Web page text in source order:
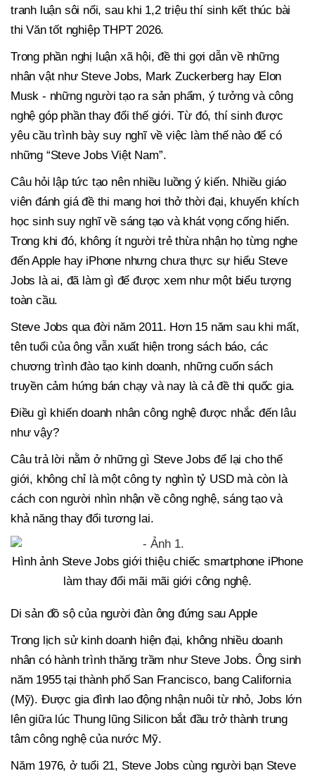
tranh luận sôi nổi, sau khi 1,2 triệu thí sinh kết thúc bài
thi Văn tốt nghiệp THPT 2026.
Trong phần nghị luận xã hội, đề thi gợi dẫn về những
nhân vật như Steve Jobs, Mark Zuckerberg hay Elon
Musk - những người tạo ra sản phẩm, ý tưởng và công
nghệ góp phần thay đổi thế giới. Từ đó, thí sinh được
yêu cầu trình bày suy nghĩ về việc làm thế nào để có
những “Steve Jobs Việt Nam”.
Câu hỏi lập tức tạo nên nhiều luồng ý kiến. Nhiều giáo
viên đánh giá đề thi mang hơi thở thời đại, khuyến khích
học sinh suy nghĩ về sáng tạo và khát vọng cống hiến.
Trong khi đó, không ít người trẻ thừa nhận họ từng nghe
đến Apple hay iPhone nhưng chưa thực sự hiểu Steve
Jobs là ai, đã làm gì để được xem như một biểu tượng
toàn cầu.
Steve Jobs qua đời năm 2011. Hơn 15 năm sau khi mất,
tên tuổi của ông vẫn xuất hiện trong sách báo, các
chương trình đào tạo kinh doanh, những cuốn sách
truyền cảm hứng bán chạy và nay là cả đề thi quốc gia.
Điều gì khiến doanh nhân công nghệ được nhắc đến lâu
như vậy?
Câu trả lời nằm ở những gì Steve Jobs để lại cho thế
giới, không chỉ là một công ty nghìn tỷ USD mà còn là
cách con người nhìn nhận về công nghệ, sáng tạo và
khả năng thay đổi tương lai.
Hình ảnh Steve Jobs giới thiệu chiếc smartphone iPhone
làm thay đổi mãi mãi giới công nghệ.
Di sản đồ sộ của người đàn ông đứng sau Apple
Trong lịch sử kinh doanh hiện đại, không nhiều doanh
nhân có hành trình thăng trầm như Steve Jobs. Ông sinh
năm 1955 tại thành phố San Francisco, bang California
(Mỹ). Được gia đình lao động nhận nuôi từ nhỏ, Jobs lớn
lên giữa lúc Thung lũng Silicon bắt đầu trở thành trung
tâm công nghệ của nước Mỹ.
Năm 1976, ở tuổi 21, Steve Jobs cùng người bạn Steve